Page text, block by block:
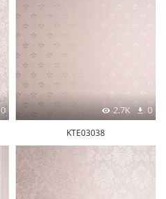
0 2.7K 0
KTE03038